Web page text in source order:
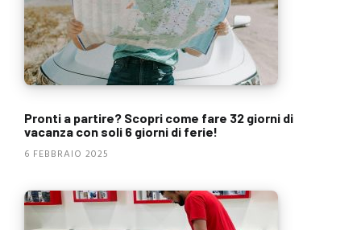
Pronti a partire? Scopri come fare 32 giorni di
vacanza con soli 6 giorni di ferie!
6 FEBBRAIO 2025